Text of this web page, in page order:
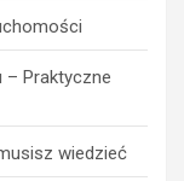
– Praktyczne
wiedzieć